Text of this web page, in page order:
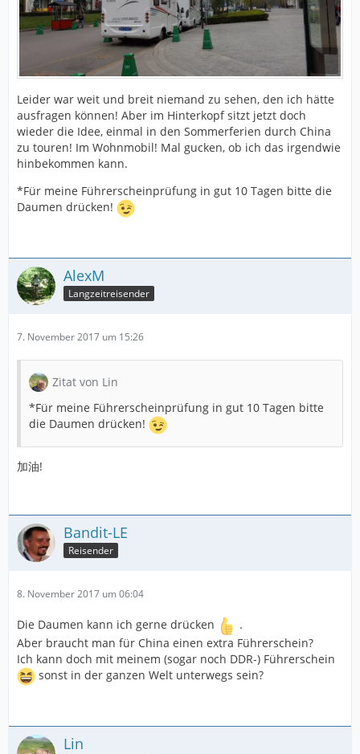
Leider war weit und breit niemand zu sehen, den ich hätte
ausfragen können! Aber im Hinterkopf sitzt jetzt doch
wieder die Idee, einmal in den Sommerferien durch China
zu touren! Im Wohnmobil! Mal gucken, ob ich das irgendwie
hinbekommen kann.
*Für meine Führerscheinprüfung in gut 10 Tagen bitte die
Daumen drücken!
AlexM
Langzeitreisender
7. November 2017 um 15:26
Zitat von Lin
*Für meine Führerscheinprüfung in gut 10 Tagen bitte
die Daumen drücken!
加油!
Bandit-LE
Reisender
8. November 2017 um 06:04
Die Daumen kann ich gerne drücken
.
Aber braucht man für China einen extra Führerschein?
Ich kann doch mit meinem (sogar noch DDR-) Führerschein
sonst in der ganzen Welt unterwegs sein?
Lin